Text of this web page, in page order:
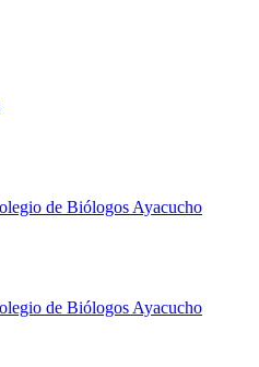
de Biólogos Ayacucho
de Biólogos Ayacucho